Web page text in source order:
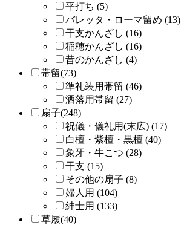
平打ち (5)
バレッタ・ローマ留め (13)
干支かんざし (16)
稲穂かんざし (16)
昔のかんざし (4)
帯留(73)
準礼装用帯留 (46)
洒落用帯留 (27)
扇子(248)
祝儀・儀礼用(末広) (17)
白檀・紫檀・黒檀 (40)
象牙・牛こつ (28)
干支 (15)
その他の扇子 (8)
婦人用 (104)
紳士用 (133)
草履(40)